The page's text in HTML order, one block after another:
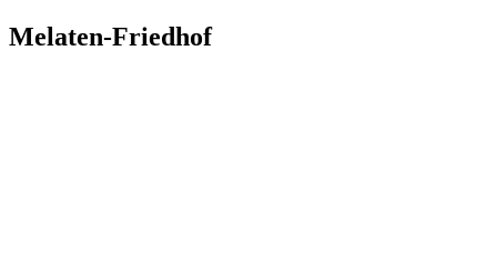
Zum
Inhalt
Melaten-Friedhof